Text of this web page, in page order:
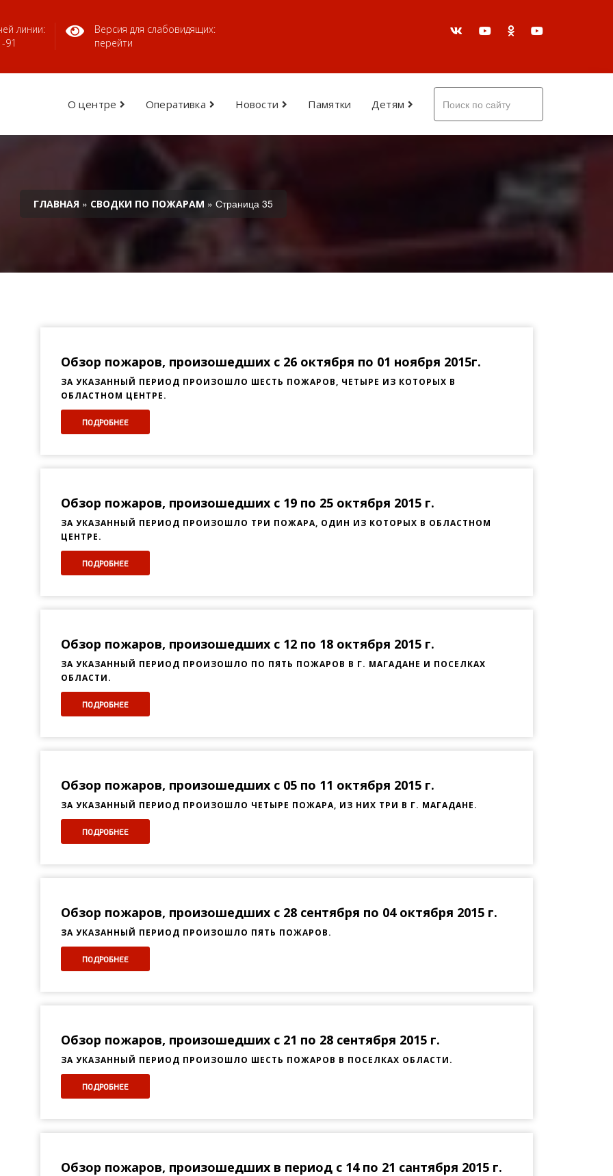
линии:
91
Версия для слабовидящих:
перейти
О центре Оперативка Новости Памятки Детям
ГЛАВНАЯ » СВОДКИ ПО ПОЖАРАМ » Страница 35
Обзор пожаров, произошедших с 26 октября по 01 ноября 2015г.
ЗА УКАЗАННЫЙ ПЕРИОД ПРОИЗОШЛО ШЕСТЬ ПОЖАРОВ, ЧЕТЫРЕ ИЗ КОТОРЫХ В
ОБЛАСТНОМ ЦЕНТРЕ.
ПОДРОБНЕЕ
Обзор пожаров, произошедших с 19 по 25 октября 2015 г.
ЗА УКАЗАННЫЙ ПЕРИОД ПРОИЗОШЛО ТРИ ПОЖАРА, ОДИН ИЗ КОТОРЫХ В ОБЛАСТНОМ
ЦЕНТРЕ.
ПОДРОБНЕЕ
Обзор пожаров, произошедших с 12 по 18 октября 2015 г.
ЗА УКАЗАННЫЙ ПЕРИОД ПРОИЗОШЛО ПО ПЯТЬ ПОЖАРОВ В Г. МАГАДАНЕ И ПОСЕЛКАХ
ОБЛАСТИ.
ПОДРОБНЕЕ
Обзор пожаров, произошедших с 05 по 11 октября 2015 г.
ЗА УКАЗАННЫЙ ПЕРИОД ПРОИЗОШЛО ЧЕТЫРЕ ПОЖАРА, ИЗ НИХ ТРИ В Г. МАГАДАНЕ.
ПОДРОБНЕЕ
Обзор пожаров, произошедших с 28 сентября по 04 октября 2015 г.
ЗА УКАЗАННЫЙ ПЕРИОД ПРОИЗОШЛО ПЯТЬ ПОЖАРОВ.
ПОДРОБНЕЕ
Обзор пожаров, произошедших с 21 по 28 сентября 2015 г.
ЗА УКАЗАННЫЙ ПЕРИОД ПРОИЗОШЛО ШЕСТЬ ПОЖАРОВ В ПОСЕЛКАХ ОБЛАСТИ.
ПОДРОБНЕЕ
Обзор пожаров, произошедших в период с 14 по 21 сантября 2015 г.